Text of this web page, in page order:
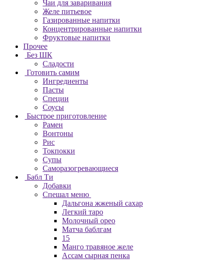
Чаи для заваривания
Желе питьевое
Газированные напитки
Концентрированные напитки
Фруктовые напитки
Прочее
Без ШК
Сладости
Готовить самим
Ингредиенты
Пасты
Специи
Соусы
Быстрое приготовление
Рамен
Вонтоны
Рис
Токпокки
Супы
Саморазогревающиеся
Бабл Ти
Добавки
Спешал меню
Дальгона жженый сахар
Легкий таро
Молочный орео
Матча баблгам
15
Манго травяное желе
Ассам сырная пенка